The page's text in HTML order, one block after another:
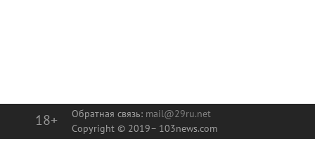
18+ Обратная связь: mail@29ru.net
Copyright © 2019– 103news.com